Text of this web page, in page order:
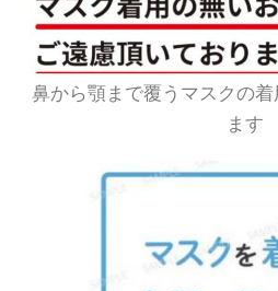
鼻から顎まで覆うマスクの
ます